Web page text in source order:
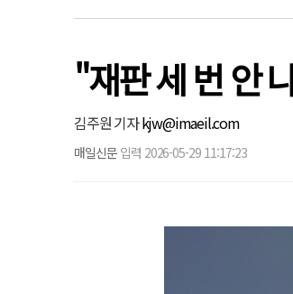
"재판 세 번 안
김주원 기자kjw@imaeil.com
매일신문 입력 2026-05-29 11:17:23